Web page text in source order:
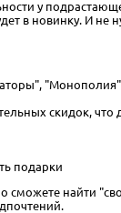
у
в новинку. И не
скидок, что
подарки
сможете найти